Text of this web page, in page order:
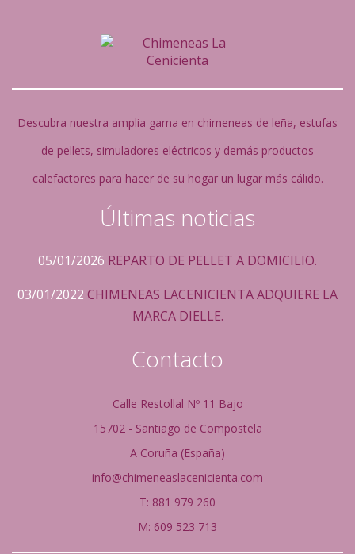
Descubra nuestra amplia gama en chimeneas de leña, estufas
de pellets, simuladores eléctricos y demás productos
calefactores para hacer de su hogar un lugar más cálido.
Últimas noticias
05/01/2026 REPARTO DE PELLET A DOMICILIO.
03/01/2022 CHIMENEAS LACENICIENTA ADQUIERE LA
MARCA DIELLE.
Contacto
Calle Restollal Nº 11 Bajo
15702 - Santiago de Compostela
A Coruña (España)
info@chimeneaslacenicienta.com
T: 881 979 260
M: 609 523 713